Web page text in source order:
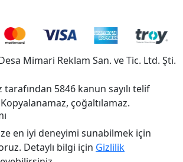
Mimari Reklam San. ve Tic. Ltd. Şti.
tarafından 5846 kanun sayılı telif
çoğaltılamaz.
en iyi deneyimi sunabilmek için
Detaylı bilgi için Gizlilik